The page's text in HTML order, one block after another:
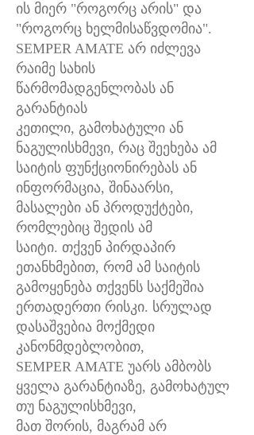
ის მიერ "როგორც არის" და
"როგორც ხელმისაწვდომია".
SEMPER AMATE არ იძლევა
რაიმე სახის
წარმომადგენლობას ან
გარანტიას
კეთილი, გამოხატული ან
ნაგულისხმევი, რაც შეეხება ამ
საიტის ფუნქციონირებას ან
ინფორმაცია, შინაარსი,
მასალები ან პროდუქტები,
რომლებიც შედის ამ
საიტი. თქვენ პირდაპირ
ეთანხმებით, რომ ამ საიტის
გამოყენება თქვენს საქმეშია
ერთადერთი რისკი. სრულად
დასაშვებია მოქმედი
კანონმდებლობით,
SEMPER AMATE უარს ამბობს
ყველა გარანტიაზე, გამოხატულ
თუ ნაგულისხმევი,
მათ შორის, მაგრამ არ